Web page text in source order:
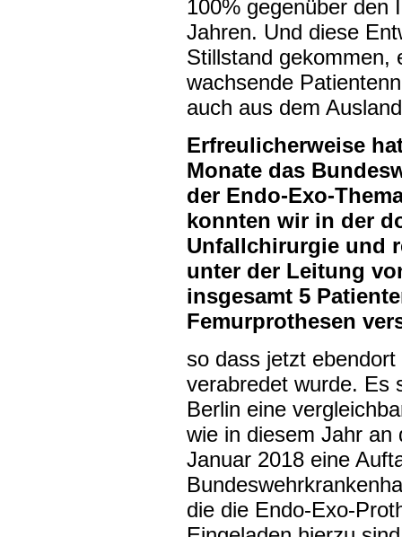
100% gegenüber den
Jahren. Und diese
Stillstand gekommen,
wachsende
auch aus dem
Erfreulicherweise
Monate das
der Endo-Exo-
konnten wir in der
Unfallchirurgie und
unter der Leitung
insgesamt 5
Femurprothesen
so dass jetzt
verabredet wurde. Es
Berlin eine
wie in diesem Jahr an
Januar 2018 eine
die die Endo-Exo-